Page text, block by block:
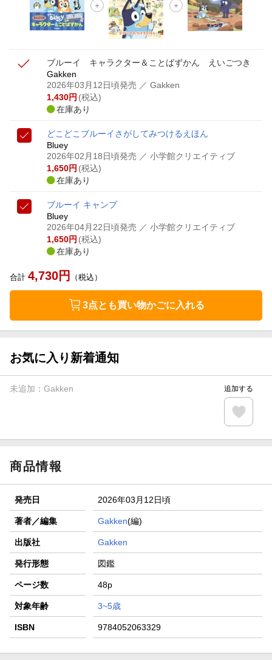
楽天モバイル紹介キャンペーンの拡散で300円OFFクーポン
進呈
ブルーイ キャラクター＆ことばずかん えいごつき
Gakken
2026年03月12日頃発売 ／ Gakken
1,430円 (税込)
在庫あり
どこどこブルーイさがしてみつけるえほん
Bluey
2026年02月18日頃発売 ／ 小学館クリエイティブ
1,650円 (税込)
在庫あり
ブルーイ キャンプ
Bluey
2026年04月22日頃発売 ／ 小学館クリエイティブ
1,650円 (税込)
在庫あり
合計 4,730円 （税込）
3点とも買い物かごに入れる
お気に入り新着通知
未追加： Gakken 追加する
商品情報
発売日 2026年03月12日頃
著者／編集 Gakken(編)
出版社 Gakken
発行形態 図鑑
ページ数 48p
対象年齢 3~5歳
ISBN 9784052063329